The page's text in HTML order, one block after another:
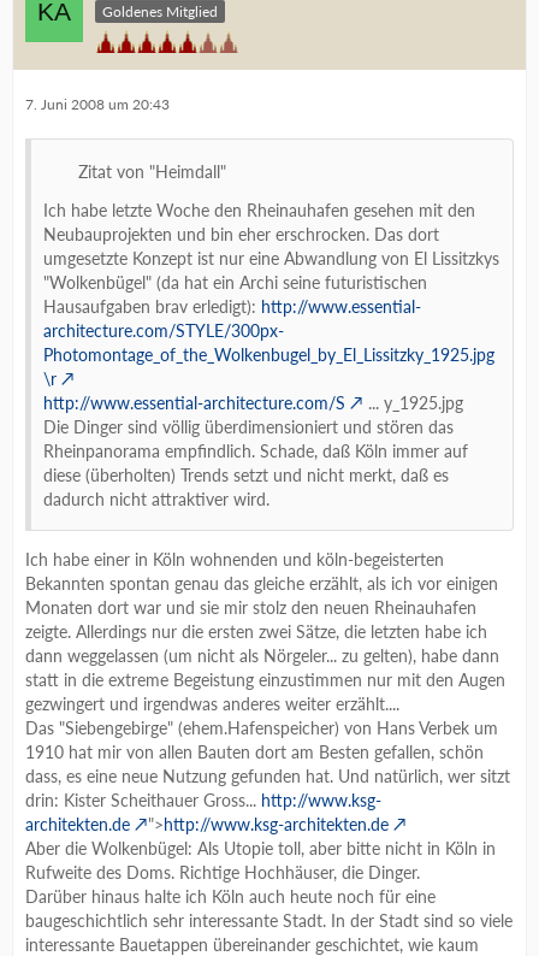
Goldenes Mitglied
7. Juni 2008 um 20:43
Zitat von "Heimdall"
Ich habe letzte Woche den Rheinauhafen gesehen mit den
Neubauprojekten und bin eher erschrocken. Das dort
umgesetzte Konzept ist nur eine Abwandlung von El Lissitzkys
"Wolkenbügel" (da hat ein Archi seine futuristischen
Hausaufgaben brav erledigt): http://www.essential-
architecture.com/STYLE/300px-
Photomontage_of_the_Wolkenbugel_by_El_Lissitzky_1925.jpg
\r
http://www.essential-architecture.com/S
... y_1925.jpg
Die Dinger sind völlig überdimensioniert und stören das
Rheinpanorama empfindlich. Schade, daß Köln immer auf
diese (überholten) Trends setzt und nicht merkt, daß es
dadurch nicht attraktiver wird.
Ich habe einer in Köln wohnenden und köln-begeisterten
Bekannten spontan genau das gleiche erzählt, als ich vor einigen
Monaten dort war und sie mir stolz den neuen Rheinauhafen
zeigte. Allerdings nur die ersten zwei Sätze, die letzten habe ich
dann weggelassen (um nicht als Nörgeler... zu gelten), habe dann
statt in die extreme Begeistung einzustimmen nur mit den Augen
gezwingert und irgendwas anderes weiter erzählt....
Das "Siebengebirge" (ehem.Hafenspeicher) von Hans Verbek um
1910 hat mir von allen Bauten dort am Besten gefallen, schön
dass, es eine neue Nutzung gefunden hat. Und natürlich, wer sitzt
drin: Kister Scheithauer Gross... http://www.ksg-
architekten.de
">http://www.ksg-architekten.de
Aber die Wolkenbügel: Als Utopie toll, aber bitte nicht in Köln in
Rufweite des Doms. Richtige Hochhäuser, die Dinger.
Darüber hinaus halte ich Köln auch heute noch für eine
baugeschichtlich sehr interessante Stadt. In der Stadt sind so viele
interessante Bauetappen übereinander geschichtet, wie kaum